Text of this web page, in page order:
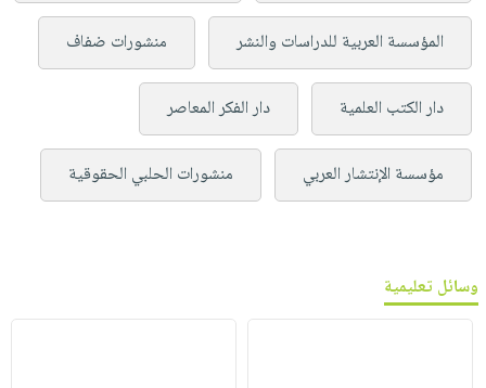
المؤسسة العربية للدراسات والنشر منشورات ضفاف
دار الكتب العلمية دار الفكر المعاصر
مؤسسة الإنتشار العربي منشورات الحلبي الحقوقية
وسائل تعليمية